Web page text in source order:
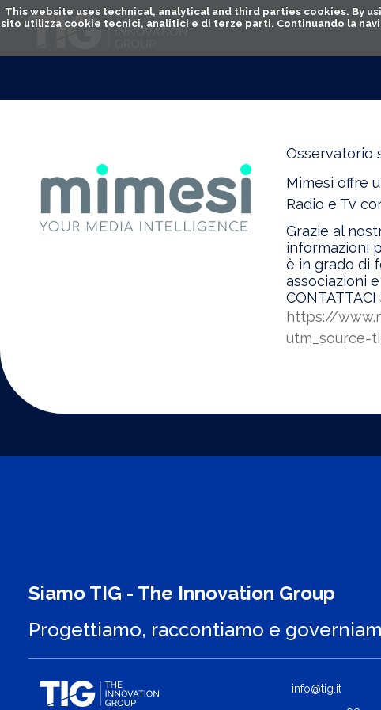
This website uses technical, analytical and third parties cookies. By
sito utilizza cookie tecnici, analitici e di terze parti. Continuando la
Osservatorio
Mimesi offre
Radio e Tv
Grazie al
informazioni
è in grado di
associazioni
CONTATTACI
https://
Siamo TIG - The Innovation Group
Progettiamo, raccontiamo e
info@tig.it